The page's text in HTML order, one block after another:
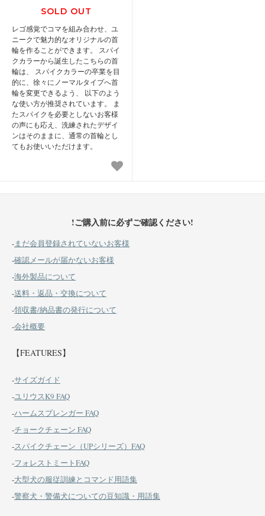
SOLD OUT
レゴ感覚でコマを組み合わせ、ユ
ニークで魅力的なオリジナルの首
輪を作ることができます。 スパイ
クカラーから誕生したこちらの首
輪は、 スパイクカラーの卒業を目
的に、徐々にノーマルタイプへ首
輪を変更できるよう、 以下のよう
な使い方が推奨されています。 ま
たスパイクを必要としないお客様
の声にも応え、洗練されたデザイ
ンはそのままに、通常の首輪とし
てもお使いいただけます。
!ご購入前に必ずご確認ください!
-まだ会員登録されていないお客様
-確認メールが届かないお客様
-海外製品について
-送料・返品・交換について
-領収書/納品書の発行について
-会社概要
【FEATURES】
-サイズガイド
-ユリウスK9 FAQ
-ハームスプレンガー FAQ
-チョークチェーン FAQ
-スパイクチェーン（UPシリーズ）FAQ
-フォレストミートFAQ
-大型犬の服従訓練とコマンド用語集
-警察犬・警備犬についての豆知識・用語集